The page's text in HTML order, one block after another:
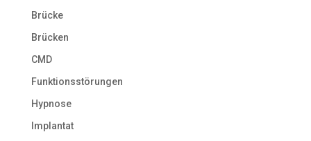
Brücke
Brücken
CMD
Funktionsstörungen
Hypnose
Implantat